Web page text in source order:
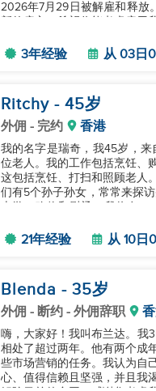
2026年7月29日被解雇和释放。 我认为自己诚实、勤奋，我真的很喜欢和孩子在一起。我目前正在
3年经验 从 03日
Ritchy - 45岁
外佣 - 完约 香港
我的名字是瑞奇，我45岁，
位老人。我的工作包括烹饪、
这包括烹饪、打扫和照顾老人
们有5个孙子孙女，常常来探
21年经验 从 10日
Blenda - 35岁
外佣 - 断约 - 外佣辞职
嗨，大家好！我叫布兰达。我
相处了超过两年。他有两个成
些市场营销的任务。我认为自
心、值得信赖且坚强，并且我